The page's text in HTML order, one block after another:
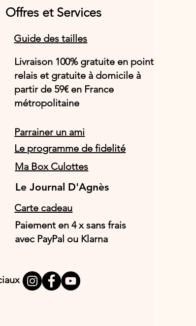
Offres et Services
Guide des tailles
Livraison 100% gratuite en point
relais et gratuite à domicile à
partir de 59€ en France
métropolitaine
Parrainer un ami
Le programme de fidelité
Ma Box Culottes
Le Journal D'Agnès
Le Journal D'Agnès
Carte cadeau
Paiement en 4 x sans frais
avec PayPal ou Klarna